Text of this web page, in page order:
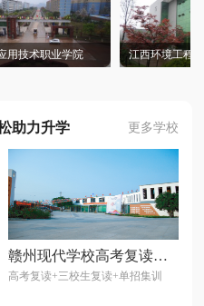
用技术职业学院 江西环境工程
助力升学 更多学校
赣州现代学校高考复读单招集训
高考复读+三校生复读+单招集训